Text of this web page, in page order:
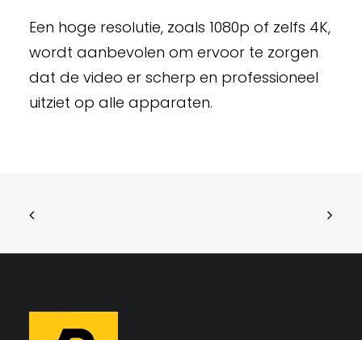
Een hoge resolutie, zoals 1080p of zelfs 4K,
wordt aanbevolen om ervoor te zorgen
dat de video er scherp en professioneel
uitziet op alle apparaten.